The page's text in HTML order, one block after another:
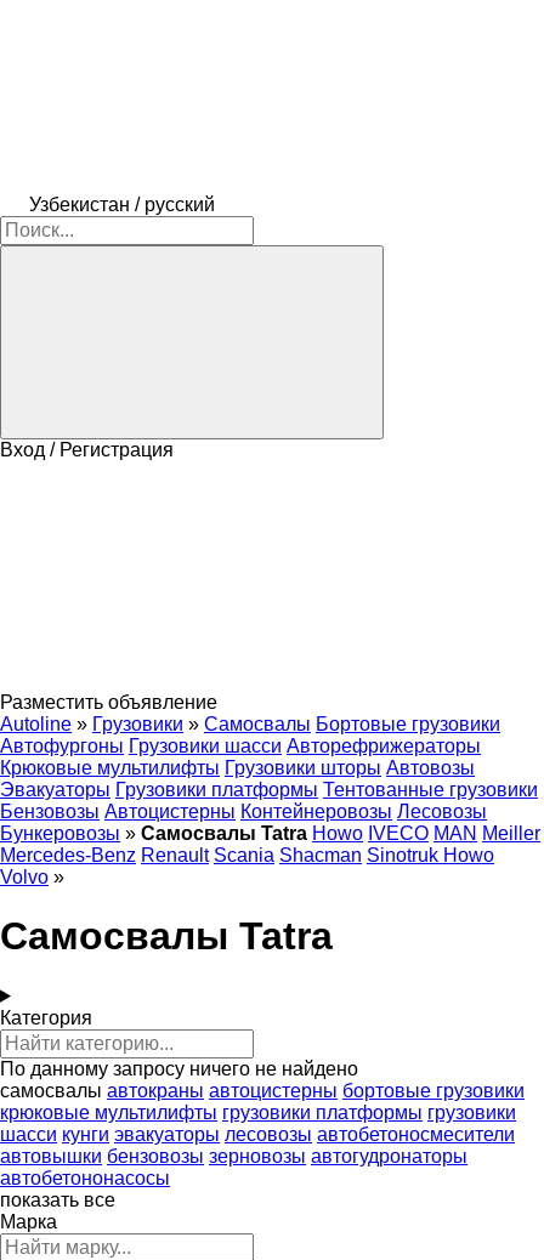
Узбекистан / русский
Вход / Регистрация
Разместить объявление
Autoline » Грузовики » Самосвалы Бортовые грузовики
Автофургоны Грузовики шасси Авторефрижераторы
Крюковые мультилифты Грузовики шторы Автовозы
Эвакуаторы Грузовики платформы Тентованные грузовики
Бензовозы Автоцистерны Контейнеровозы Лесовозы
Бункеровозы » Самосвалы Tatra Howo IVECO MAN Meiller
Mercedes-Benz Renault Scania Shacman Sinotruk Howo
Volvo »
Самосвалы Tatra
Категория
По данному запросу ничего не найдено
самосвалы автокраны автоцистерны бортовые грузовики
крюковые мультилифты грузовики платформы грузовики
шасси кунги эвакуаторы лесовозы автобетоносмесители
автовышки бензовозы зерновозы автогудронаторы
автобетононасосы
показать все
Марка